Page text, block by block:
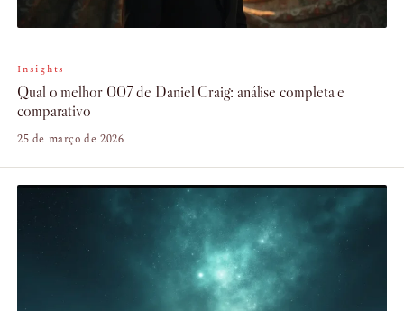
Insights
Qual o melhor 007 de Daniel Craig: análise completa e
comparativo
25 de março de 2026